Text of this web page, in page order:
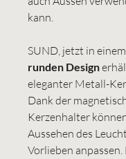
kann.
SUND, jetzt in einem
runden Design
eleganter Metall-
Dank der
Kerzenhalter
Aussehen des
Vorlieben anpassen.